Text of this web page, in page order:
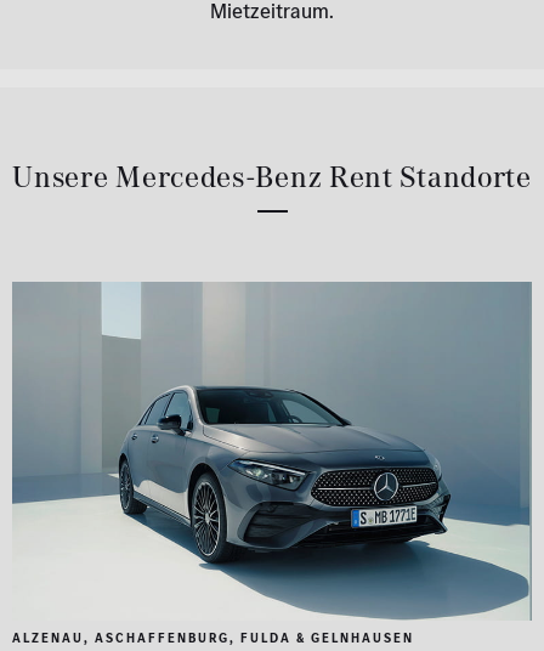
Mietzeitraum.
Unsere Mercedes-Benz Rent Standorte
ALZENAU, ASCHAFFENBURG, FULDA & GELNHAUSEN